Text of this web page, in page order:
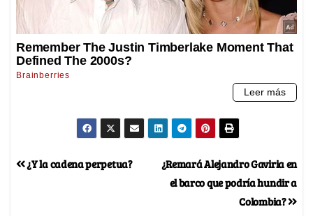
¿Remará Alejandro Gaviria en
el barco que podría hundir a
Colombia?
¿Y la cadena perpetua?